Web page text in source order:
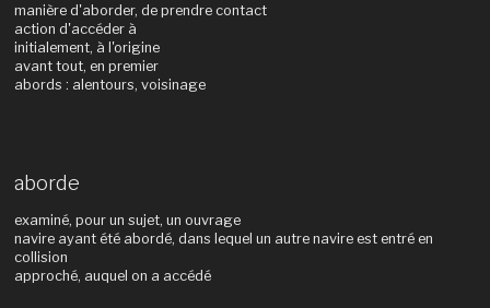
manière d'aborder, de prendre contact
action d'accéder à
initialement, à l'origine
avant tout, en premier
abords : alentours, voisinage
aborde
examiné, pour un sujet, un ouvrage
navire ayant été abordé, dans lequel un autre navire est entré en
collision
approché, auquel on a accédé